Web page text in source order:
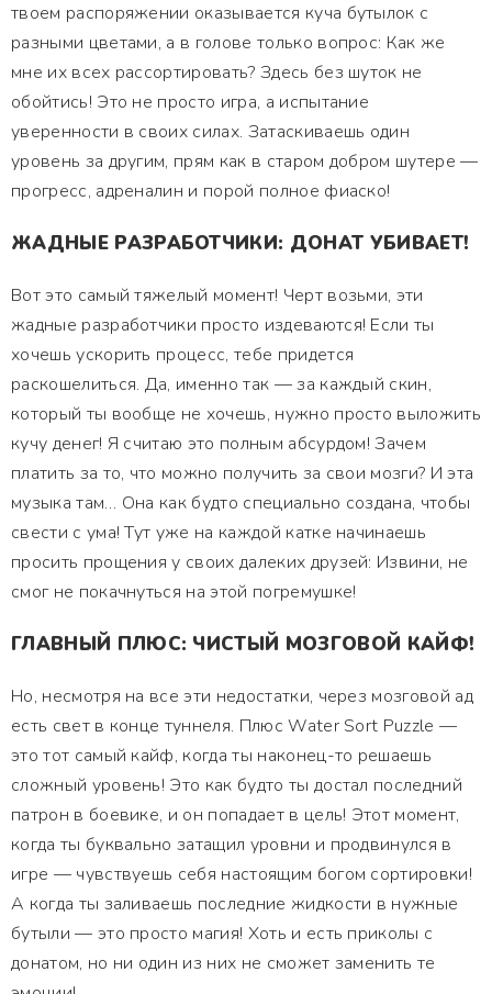
твоем распоряжении оказывается куча бутылок с
разными цветами, а в голове только вопрос: Как же
мне их всех рассортировать? Здесь без шуток не
обойтись! Это не просто игра, а испытание
уверенности в своих силах. Затаскиваешь один
уровень за другим, прям как в старом добром шутере —
прогресс, адреналин и порой полное фиаско!
ЖАДНЫЕ РАЗРАБОТЧИКИ: ДОНАТ УБИВАЕТ!
Вот это самый тяжелый момент! Черт возьми, эти
жадные разработчики просто издеваются! Если ты
хочешь ускорить процесс, тебе придется
раскошелиться. Да, именно так — за каждый скин,
который ты вообще не хочешь, нужно просто выложить
кучу денег! Я считаю это полным абсурдом! Зачем
платить за то, что можно получить за свои мозги? И эта
музыка там… Она как будто специально создана, чтобы
свести с ума! Тут уже на каждой катке начинаешь
просить прощения у своих далеких друзей: Извини, не
смог не покачнуться на этой погремушке!
ГЛАВНЫЙ ПЛЮС: ЧИСТЫЙ МОЗГОВОЙ КАЙФ!
Но, несмотря на все эти недостатки, через мозговой ад
есть свет в конце туннеля. Плюс Water Sort Puzzle —
это тот самый кайф, когда ты наконец-то решаешь
сложный уровень! Это как будто ты достал последний
патрон в боевике, и он попадает в цель! Этот момент,
когда ты буквально затащил уровни и продвинулся в
игре — чувствуешь себя настоящим богом сортировки!
А когда ты заливаешь последние жидкости в нужные
бутыли — это просто магия! Хоть и есть приколы с
донатом, но ни один из них не сможет заменить те